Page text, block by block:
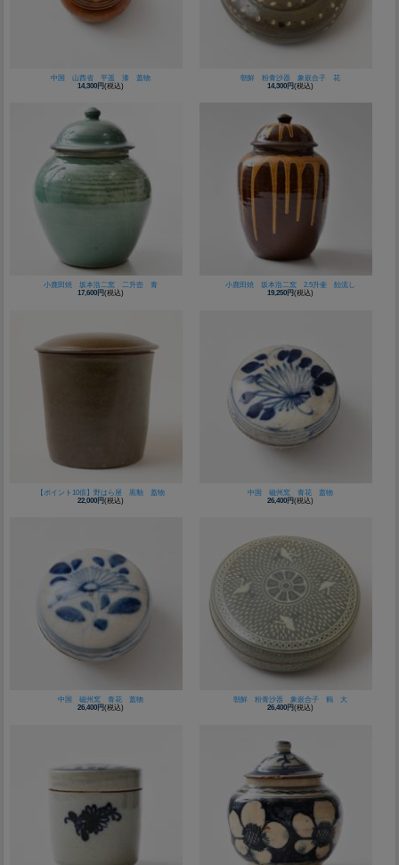
中国 山西省 平遥 漆 蓋物
14,300円(税込)
朝鮮 粉青沙器 象嵌合子 花
14,300円(税込)
小鹿田焼 坂本浩二窯 二升壺 青
17,600円(税込)
小鹿田焼 坂本浩二窯 2.5升壷 飴流し
19,250円(税込)
【ポイント10倍】野はら屋 黒釉 蓋物
22,000円(税込)
中国 磁州窯 青花 蓋物
26,400円(税込)
中国 磁州窯 青花 蓋物
26,400円(税込)
朝鮮 粉青沙器 象嵌合子 鶴 大
26,400円(税込)